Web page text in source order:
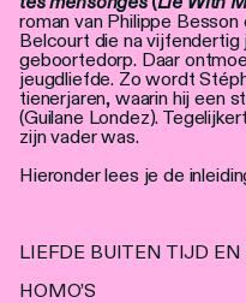
roman van Philippe
Belcourt die na vijfendertig
geboortedorp. Daar
jeugdliefde. Zo wordt
tienerjaren, waarin hij een
(Guilane Londez).
zijn vader was.
Hieronder lees je de
LIEFDE BUITEN TIJD
HOMO’S
Stadsdichter